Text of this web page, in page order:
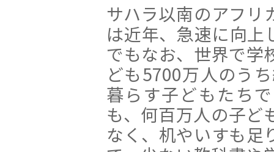
サハラ以南のアフリ
は近年、急速に向上
でもなお、世界で学
ども5700万人のう
暮らす子どもたち
も、何百万人の子ど
なく、机やいすも足